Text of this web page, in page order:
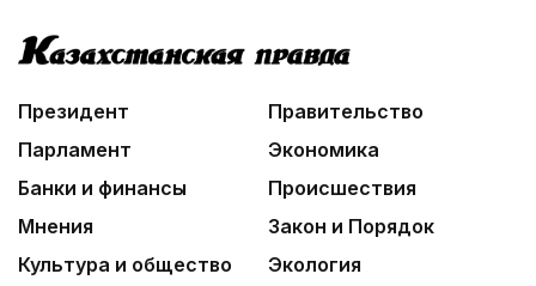
Президент
Правительство
Парламент
Экономика
Банки и финансы
Происшествия
Мнения
Закон и Порядок
Культура и общество
Экология